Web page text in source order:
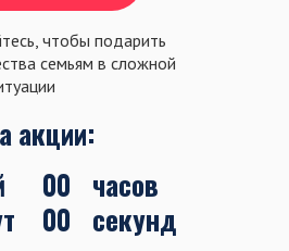
секунд
00
00 часов
акции:
чтобы подарить
семьям в сложной